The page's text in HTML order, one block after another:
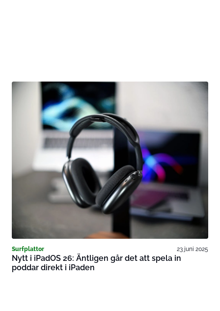
Surfplattor 23 juni 2025
Nytt i iPadOS 26: Äntligen går det att spela in
poddar direkt i iPaden